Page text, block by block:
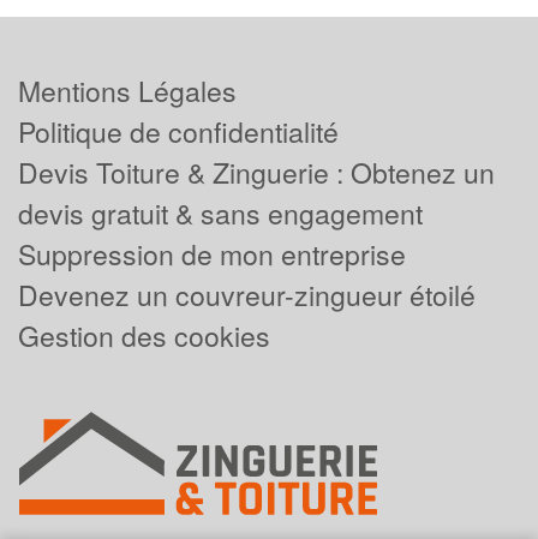
Mentions Légales
Politique de confidentialité
Devis Toiture & Zinguerie : Obtenez un
devis gratuit & sans engagement
Suppression de mon entreprise
Devenez un couvreur-zingueur étoilé
Gestion des cookies